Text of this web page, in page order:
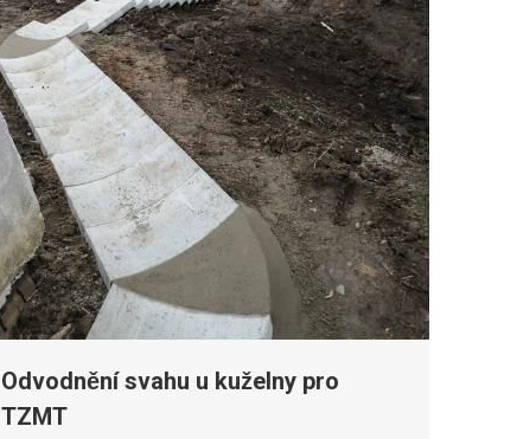
Odvodnění svahu u kuželny pro
TZMT